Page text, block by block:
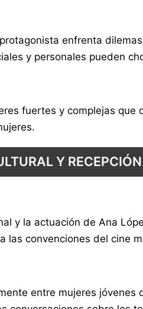
enfrenta
y personales pueden
fuertes y complejas
Y RECEPCIÓN
y la actuación de Ana
las convenciones del cine
entre mujeres